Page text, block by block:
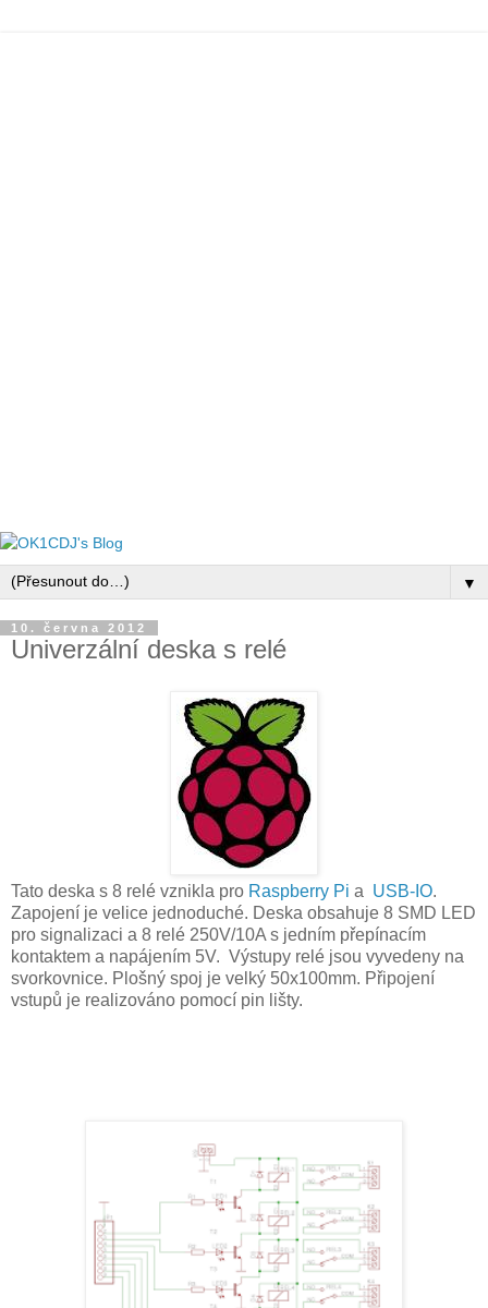
▼
10. června 2012
Univerzální deska s relé
Tato deska s 8 relé vznikla pro Raspberry Pi a USB-IO.
Zapojení je velice jednoduché. Deska obsahuje 8 SMD LED
pro signalizaci a 8 relé 250V/10A s jedním přepínacím
kontaktem a napájením 5V. Výstupy relé jsou vyvedeny na
svorkovnice. Plošný spoj je velký 50x100mm. Připojení
vstupů je realizováno pomocí pin lišty.